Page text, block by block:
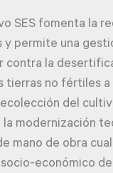
SES fomenta la
permite una
contra la
tierras no fértiles
del
modernización
mano de obra
económico